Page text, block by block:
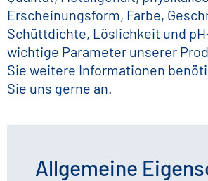
Erscheinungsform, Farbe,
Schüttdichte, Löslichkeit und
wichtige Parameter unserer
Sie weitere Informationen
Sie uns gerne an.
Allgemeine